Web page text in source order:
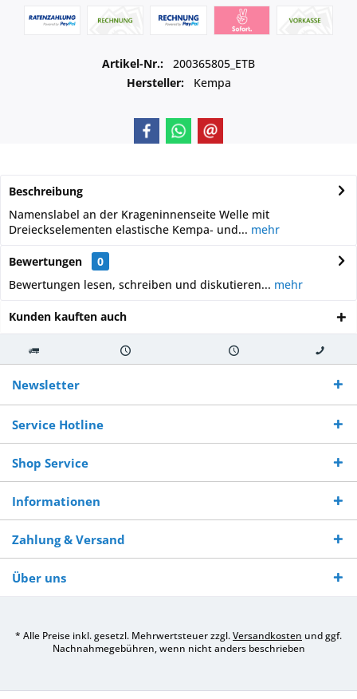
Artikel-Nr.:
200365805_ETB
Hersteller:
Kempa
Beschreibung
Namenslabel an der Krageninnenseite Welle mit
Dreieckselementen elastische Kempa- und... mehr
Bewertungen
0
Bewertungen lesen, schreiben und diskutieren... mehr
Kunden kauften auch
Kostenloser
Versand ab €
250,-
Versand innerhalb von Versand von So erreichen
Sie uns 0160
970 511 90
Newsletter
Service Hotline
Shop Service
Informationen
Zahlung & Versand
Über uns
* Alle Preise inkl. gesetzl. Mehrwertsteuer zzgl.Versandkosten und ggf.
Nachnahmegebühren, wenn nicht anders beschrieben